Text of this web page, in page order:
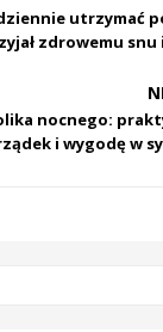
utrzymać
zdrowemu
nocnego:
i wygodę w